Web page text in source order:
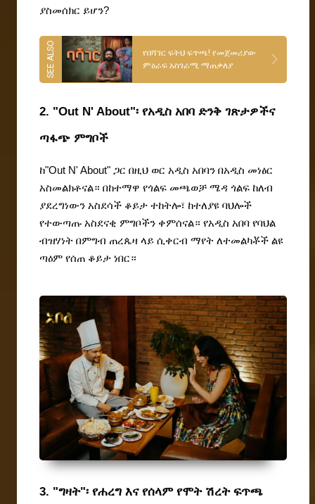
ያስመሰክር ይሆን?
የበሻገር ፍትህ ፍጥጫ! የመጀመሪያው
ምዕራፍ አስገራሚ ማጠቃለያ
2. "Out N' About"፡ የአዲስ አበባ ድንቅ ገጽታዎችና
ጣፋጭ ምግቦች
ከ"Out N' About" ጋር በዚህ ወር አዲስ አበባን በአዲስ መነፅር
አስመልክቶናል። በከተማዋ የጎልፍ መጫወቻ ሜዳ ጎልፍ ከለብ
ያደረግነውን አስደሳች ቆይታ ተከትሎ፣ ከተለያዩ ባህሎች
የተውጣጡ አስደናቂ ምግቦችን ቀምሰናል። የአዲስ አበባ የባህል
ብዝሃነት በምግብ ጠረጴዛ ላይ ሲቀርብ ማየት ለተመልካቾች ልዩ
ጣዕም የሰጠ ቆይታ ነበር።
3. "ግዛት"፡ የሐረግ እና የሰላም የሞት ሽረት ፍጥጫ